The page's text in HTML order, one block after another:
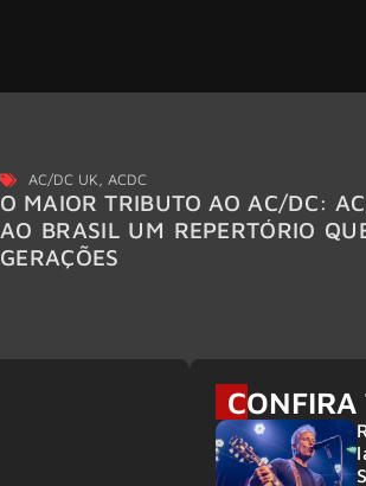
AC/DC UK,ACDC
O MAIOR TRIBUTO AO AC/DC:
AO BRASIL UM REPERTÓRIO
GERAÇÕES